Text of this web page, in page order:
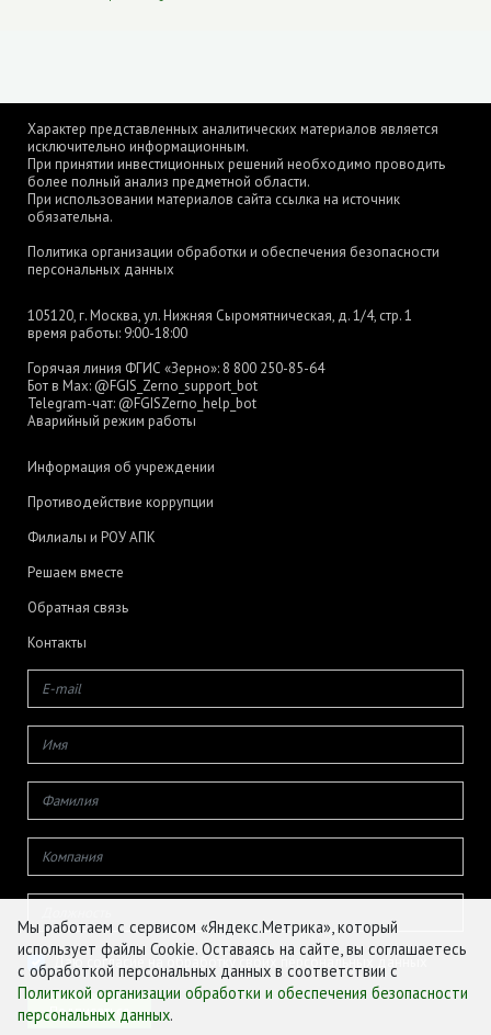
Характер представленных аналитических материалов является
исключительно информационным.
При принятии инвестиционных решений необходимо проводить
более полный анализ предметной области.
При использовании материалов сайта ссылка на источник
обязательна.
Политика организации обработки и обеспечения безопасности
персональных данных
105120, г. Москва, ул. Нижняя Сыромятническая, д. 1/4, стр. 1
время работы: 9:00-18:00
Горячая линия ФГИС «Зерно»: 8 800 250-85-64
Бот в Max: @FGIS_Zerno_support_bot
Telegram-чат: @FGISZerno_help_bot
Аварийный режим работы
Информация об учреждении
Противодействие коррупции
Филиалы и РОУ АПК
Решаем вместе
Обратная связь
Контакты
Даю согласие на обработку своих персональных данных
Мы работаем с сервисом «Яндекс.Метрика», который
использует файлы Cookie. Оставаясь на сайте, вы соглашаетесь
с обработкой персональных данных в соответствии с
Политикой организации обработки и обеспечения безопасности
персональных данных.